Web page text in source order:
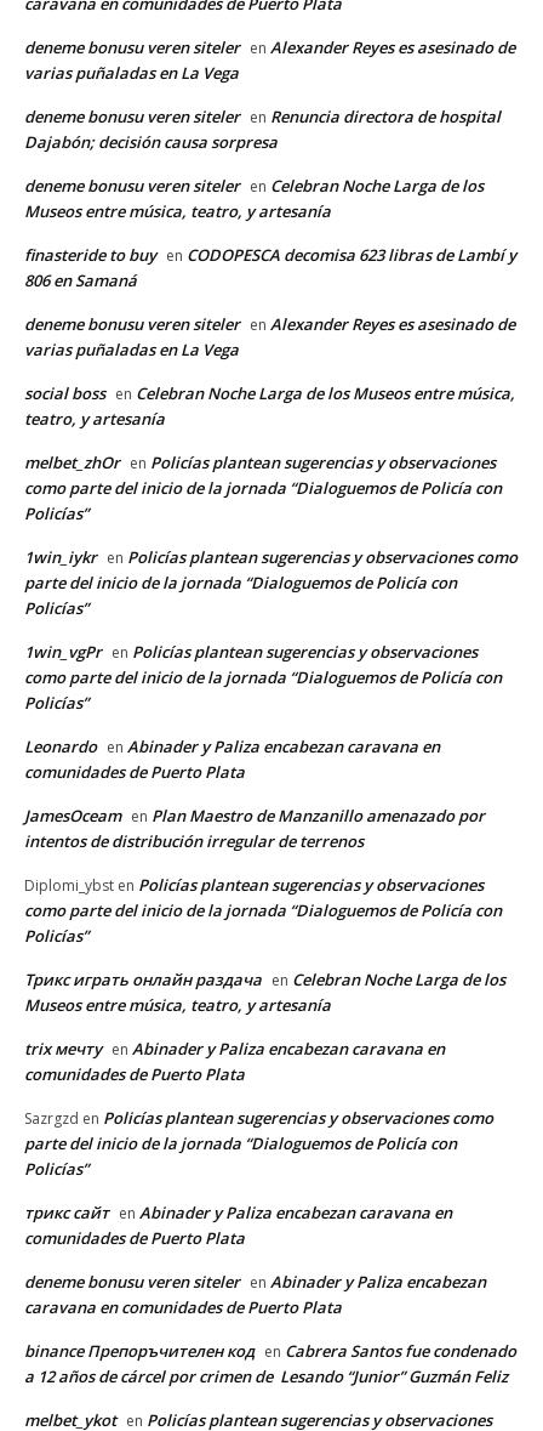
deneme bonusu veren siteler en Alexander Reyes es asesinado de
varias puñaladas en La Vega
deneme bonusu veren siteler en Renuncia directora de hospital
Dajabón; decisión causa sorpresa
deneme bonusu veren siteler en Celebran Noche Larga de los
Museos entre música, teatro, y artesanía
finasteride to buy en CODOPESCA decomisa 623 libras de Lambí y
806 en Samaná
deneme bonusu veren siteler en Alexander Reyes es asesinado de
varias puñaladas en La Vega
social boss en Celebran Noche Larga de los Museos entre música,
teatro, y artesanía
melbet_zhOr en Policías plantean sugerencias y observaciones
como parte del inicio de la jornada “Dialoguemos de Policía con
Policías”
1win_iykr en Policías plantean sugerencias y observaciones como
parte del inicio de la jornada “Dialoguemos de Policía con
Policías”
1win_vgPr en Policías plantean sugerencias y observaciones
como parte del inicio de la jornada “Dialoguemos de Policía con
Policías”
Leonardo en Abinader y Paliza encabezan caravana en
comunidades de Puerto Plata
JamesOceam en Plan Maestro de Manzanillo amenazado por
intentos de distribución irregular de terrenos
Diplomi_ybst en Policías plantean sugerencias y observaciones
como parte del inicio de la jornada “Dialoguemos de Policía con
Policías”
Трикс играть онлайн раздача en Celebran Noche Larga de los
Museos entre música, teatro, y artesanía
trix мечту en Abinader y Paliza encabezan caravana en
comunidades de Puerto Plata
Sazrgzd en Policías plantean sugerencias y observaciones como
parte del inicio de la jornada “Dialoguemos de Policía con
Policías”
трикс сайт en Abinader y Paliza encabezan caravana en
comunidades de Puerto Plata
deneme bonusu veren siteler en Abinader y Paliza encabezan
caravana en comunidades de Puerto Plata
binance Препоръчителен код en Cabrera Santos fue condenado
a 12 años de cárcel por crimen de Lesando “Junior” Guzmán Feliz
melbet_ykot en Policías plantean sugerencias y observaciones